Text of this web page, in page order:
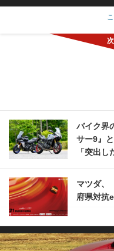
バイク界
サー9』
「突出
マツダ、
府県対抗